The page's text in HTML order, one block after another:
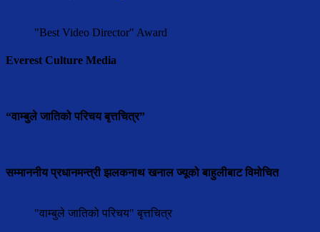
"Best Video Director" Award
Everest Culture Media
“वाम्बुले जातिको परिचय बृत्तचित्र”
सम्माननीय प्रधानमन्त्री झलकनाथ खनाल ज्यूको बाहुलीबाट विमोचित
"वाम्बुले जातिको परिचय" बृत्तचित्र